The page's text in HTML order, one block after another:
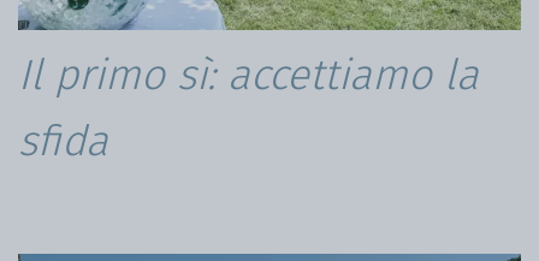
Il primo sì: accettiamo la
sfida